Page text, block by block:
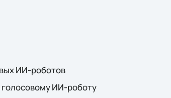
ИИ-роботов
ИИ-роботу